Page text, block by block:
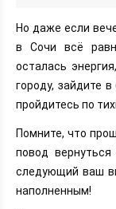
Но даже если
в Сочи всё
осталась
городу, зайдите
пройдитесь по
Помните, что
повод
следующий ваш
наполненным!